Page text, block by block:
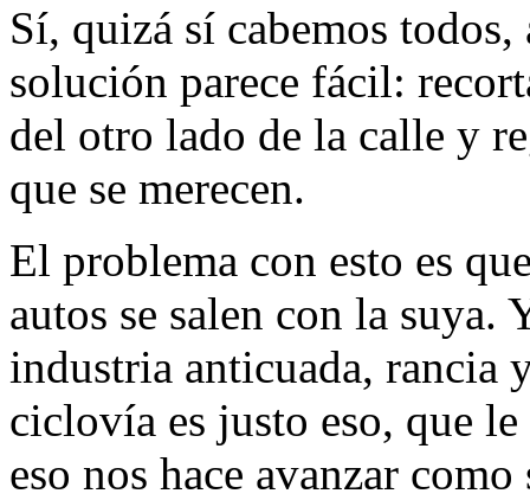
Sí, quizá sí cabemos
solución parece fácil:
del otro lado de la calle y
que se merecen.
El problema con esto es
autos se salen con la suya.
industria anticuada, rancia
ciclovía es justo eso, que
eso nos hace avanzar como